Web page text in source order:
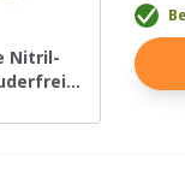
Nitril-
–